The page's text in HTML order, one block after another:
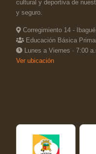
cultural y deportiva de
y seguro.
Corregimiento 14 -
Educación Básica
Lunes a Viernes · 7:00
Ver ubicación